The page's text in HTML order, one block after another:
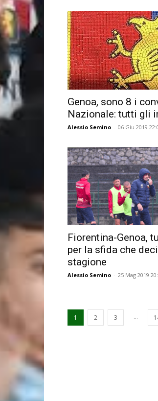
Genoa, sono 8 i
Nazionale: tutti gli
Alessio Semino - 06 Giu 2019
Fiorentina-Genoa,
per la sfida che
stagione
Alessio Semino - 25 Mag 2019
1 2 3 ...